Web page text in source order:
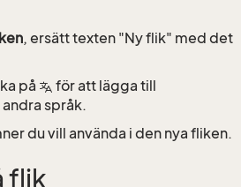
, ersätt texten "Ny flik" med det
på
för att lägga till
språk.
du vill använda i den nya fliken.
flik